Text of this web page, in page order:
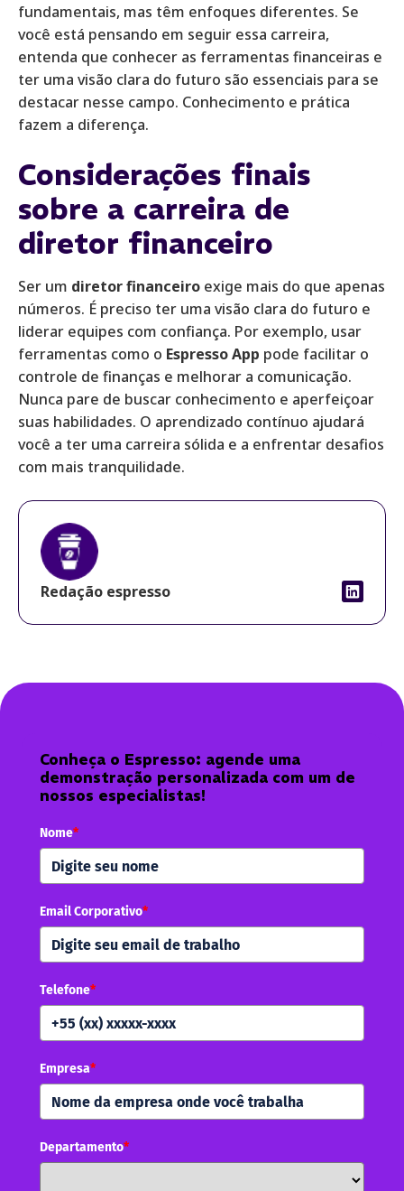
fundamentais, mas têm enfoques diferentes. Se
você está pensando em seguir essa carreira,
entenda que conhecer as ferramentas financeiras e
ter uma visão clara do futuro são essenciais para se
destacar nesse campo. Conhecimento e prática
fazem a diferença.
Considerações finais
sobre a carreira de
diretor financeiro
Ser um diretor financeiro exige mais do que apenas
números. É preciso ter uma visão clara do futuro e
liderar equipes com confiança. Por exemplo, usar
ferramentas como o Espresso App pode facilitar o
controle de finanças e melhorar a comunicação.
Nunca pare de buscar conhecimento e aperfeiçoar
suas habilidades. O aprendizado contínuo ajudará
você a ter uma carreira sólida e a enfrentar desafios
com mais tranquilidade.
Redação espresso
Conheça o Espresso: agende uma
demonstração personalizada com um de
nossos especialistas!
Nome*
Email Corporativo*
Telefone*
Empresa*
Departamento*